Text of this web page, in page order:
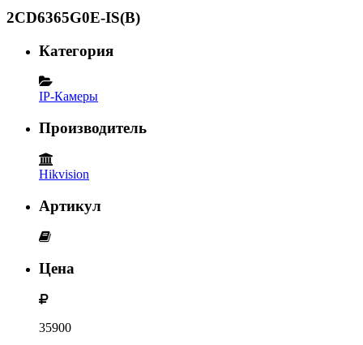
2CD6365G0E-IS(B)
Категория
IP-Камеры
Производитель
Hikvision
Артикул
Цена
35900